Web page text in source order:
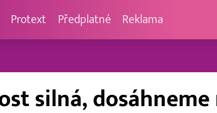
Protext Předplatné Reklama
silná, dosáhneme